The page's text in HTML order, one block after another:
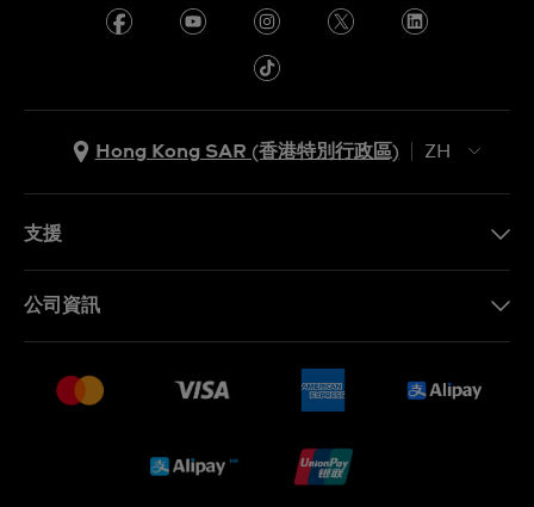
Hong Kong SAR (香港特別行政區)
ZH
支援
銷售條款
公司資訊
就業機會